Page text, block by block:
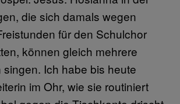
die sich damals wegen
für den Schulchor
können gleich mehrere
Ich habe bis heute
im Ohr, wie sie routiniert